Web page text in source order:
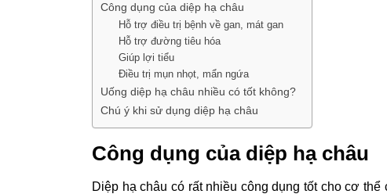
Công dụng của diệp hạ châu
Hỗ trợ điều trị bệnh về gan, mát gan
Hỗ trợ đường tiêu hóa
Giúp lợi tiểu
Điều trị mụn nhọt, mẩn ngứa
Uống diệp hạ châu nhiều có tốt không?
Chú ý khi sử dụng diệp hạ châu
Công dụng của diệp hạ châu
Diệp hạ châu có rất nhiều công dụng tốt cho cơ